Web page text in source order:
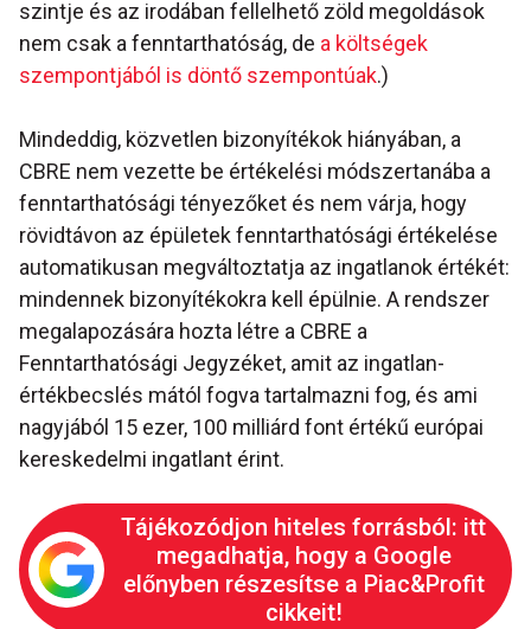
szintje és az irodában fellelhető zöld megoldások
nem csak a fenntarthatóság, de a költségek
szempontjából is döntő szempontúak.)
Mindeddig, közvetlen bizonyítékok hiányában, a
CBRE nem vezette be értékelési módszertanába a
fenntarthatósági tényezőket és nem várja, hogy
rövidtávon az épületek fenntarthatósági értékelése
automatikusan megváltoztatja az ingatlanok értékét:
mindennek bizonyítékokra kell épülnie. A rendszer
megalapozására hozta létre a CBRE a
Fenntarthatósági Jegyzéket, amit az ingatlan-
értékbecslés mától fogva tartalmazni fog, és ami
nagyjából 15 ezer, 100 milliárd font értékű európai
kereskedelmi ingatlant érint.
Tájékozódjon hiteles forrásból: itt
megadhatja, hogy a Google
előnyben részesítse a Piac&Profit
cikkeit!